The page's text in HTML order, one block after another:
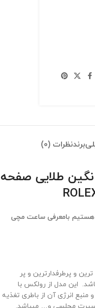
برندنظرات (0)
طلایی صفحه
هستیم بامعرفی ساعت مچی
و پرطرفدارترین و پر
این مدل از رولکس با
منبع انرژی آن از باطری تغذیه